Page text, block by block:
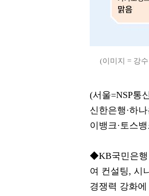
(이미지 = 강
(서울=NSP통
신한은행·하
이뱅크·토스
◆KB국민은행
여 컨설팅, 시
경쟁력 강화